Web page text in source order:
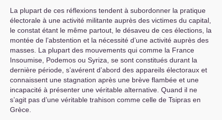
La plupart de ces réflexions tendent à subordonner la pratique
électorale à une activité militante auprès des victimes du capital,
le constat étant le même partout, le désaveu de ces élections, la
montée de l’abstention et la nécessité d’une activité auprès des
masses. La plupart des mouvements qui comme la France
Insoumise, Podemos ou Syriza, se sont constitués durant la
dernière période, s’avérent d’abord des appareils électoraux et
connaissent une stagnation après une brève flambée et une
incapacité à présenter une véritable alternative. Quand il ne
s’agit pas d’une véritable trahison comme celle de Tsipras en
Grèce.